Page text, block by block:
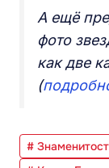
А ещё
фото
как две
(
#